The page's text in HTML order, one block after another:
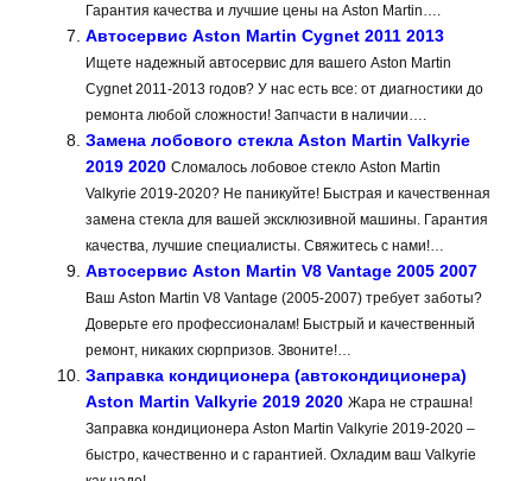
Гарантия качества и лучшие цены на Aston Martin….
Автосервис Aston Martin Cygnet 2011 2013
Ищете надежный автосервис для вашего Aston Martin
Cygnet 2011-2013 годов? У нас есть все: от диагностики до
ремонта любой сложности! Запчасти в наличии….
Замена лобового стекла Aston Martin Valkyrie
2019 2020 Сломалось лобовое стекло Aston Martin
Valkyrie 2019-2020? Не паникуйте! Быстрая и качественная
замена стекла для вашей эксклюзивной машины. Гарантия
качества, лучшие специалисты. Свяжитесь с нами!…
Автосервис Aston Martin V8 Vantage 2005 2007
Ваш Aston Martin V8 Vantage (2005-2007) требует заботы?
Доверьте его профессионалам! Быстрый и качественный
ремонт, никаких сюрпризов. Звоните!…
Заправка кондиционера (автокондиционера)
Aston Martin Valkyrie 2019 2020 Жара не страшна!
Заправка кондиционера Aston Martin Valkyrie 2019-2020 –
быстро, качественно и с гарантией. Охладим ваш Valkyrie